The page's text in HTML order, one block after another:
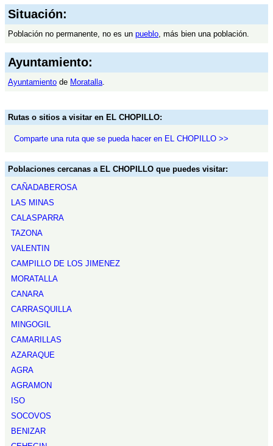
Situación:
Población no permanente, no es un pueblo, más bien una población.
Ayuntamiento:
Ayuntamiento de Moratalla.
Rutas o sitios a visitar en EL CHOPILLO:
Comparte una ruta que se pueda hacer en EL CHOPILLO >>
Poblaciones cercanas a EL CHOPILLO que puedes visitar:
CAÑADABEROSA
LAS MINAS
CALASPARRA
TAZONA
VALENTIN
CAMPILLO DE LOS JIMENEZ
MORATALLA
CANARA
CARRASQUILLA
MINGOGIL
CAMARILLAS
AZARAQUE
AGRA
AGRAMON
ISO
SOCOVOS
BENIZAR